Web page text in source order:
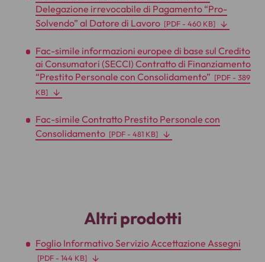
Delegazione irrevocabile di Pagamento “Pro-
Solvendo” al Datore di Lavoro [PDF - 460 KB]
Fac-simile informazioni europee di base sul Credito
ai Consumatori (SECCI) Contratto di Finanziamento
“Prestito Personale con Consolidamento” [PDF - 389
KB]
Fac-simile Contratto Prestito Personale con
Consolidamento [PDF - 481 KB]
Altri prodotti
Foglio Informativo Servizio Accettazione Assegni
[PDF - 144 KB]